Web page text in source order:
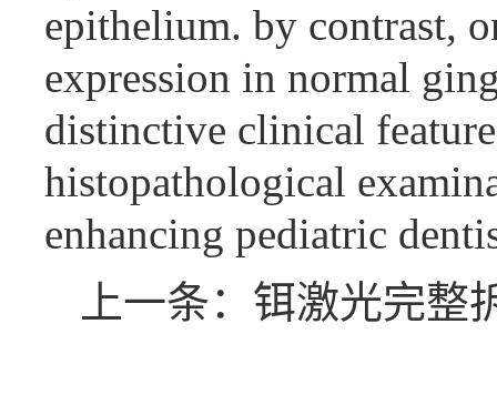
epithelium. by contrast,
expression in normal
distinctive clinical
histopathological
enhancing pediatric
上一条：铒激光完